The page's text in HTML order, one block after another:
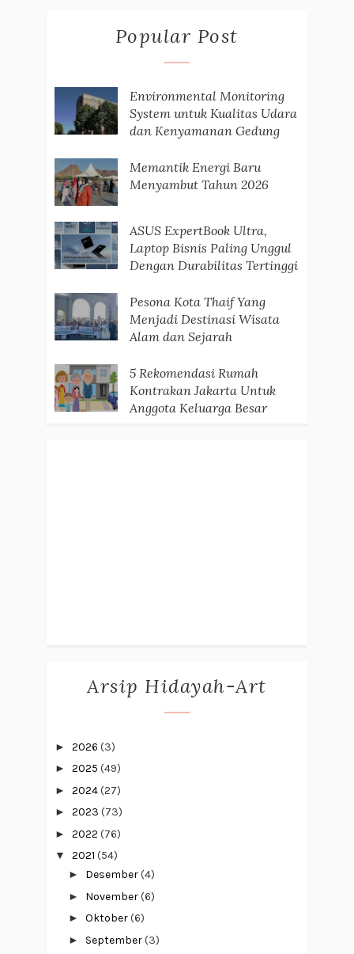
Popular Post
Environmental Monitoring
System untuk Kualitas Udara
dan Kenyamanan Gedung
Memantik Energi Baru
Menyambut Tahun 2026
ASUS ExpertBook Ultra,
Laptop Bisnis Paling Unggul
Dengan Durabilitas Tertinggi
Pesona Kota Thaif Yang
Menjadi Destinasi Wisata
Alam dan Sejarah
5 Rekomendasi Rumah
Kontrakan Jakarta Untuk
Anggota Keluarga Besar
Arsip Hidayah-Art
► 2026 (3)
► 2025 (49)
► 2024(27)
► 2023 (73)
► 2022 (76)
▼ 2021 (54)
► Desember(4)
► November(6)
► Oktober(6)
► September(3)